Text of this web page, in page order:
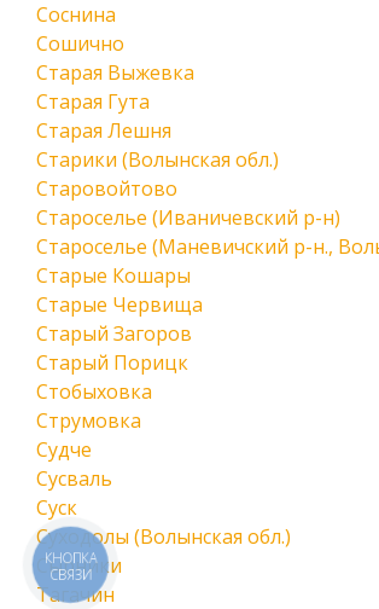
Соснина
Сошично
Старая Выжевка
Старая Гута
Старая Лешня
Старики (Волынская обл.)
Старовойтово
Староселье (Иваничевский р-н)
Староселье (Маневичский р-н.,
Старые Кошары
Старые Червища
Старый Загоров
Старый Порицк
Стобыховка
Струмовка
Судче
Сусваль
Суск
Суходолы (Волынская обл.)
Сырники
Тагачин
КНОПКА
СВЯЗИ